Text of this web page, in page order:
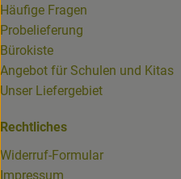
Häufige Fragen
Probelieferung
Bürokiste
Angebot für Schulen und Kitas
Unser Liefergebiet
Rechtliches
Widerruf-Formular
Impressum